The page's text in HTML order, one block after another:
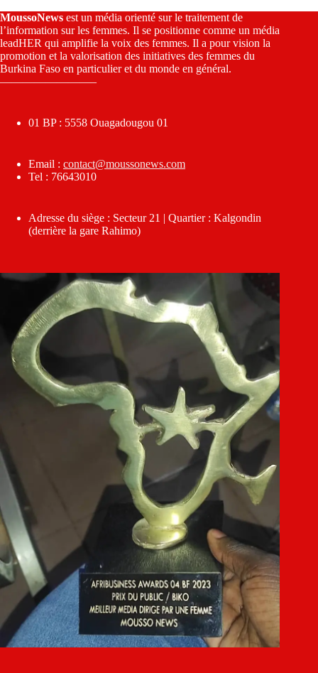
MoussoNews est un média orienté sur le traitement de
l’information sur les femmes. Il se positionne comme un média
leadHER qui amplifie la voix des femmes. Il a pour vision la
promotion et la valorisation des initiatives des femmes du
Burkina Faso en particulier et du monde en général.
————————–
01 BP : 5558 Ouagadougou 01
Email : contact@moussonews.com
Tel : 76643010
Adresse du siège : Secteur 21 | Quartier : Kalgondin
(derrière la gare Rahimo)